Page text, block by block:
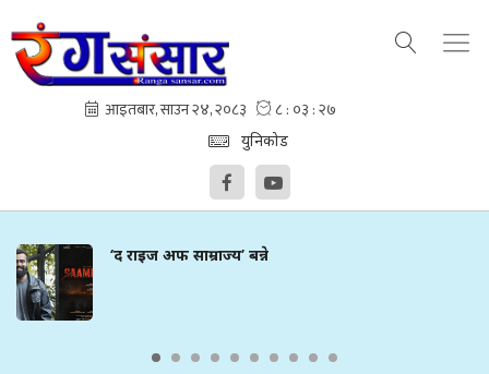
युनिकोड
‘द राइज अफ साम्राज्य’ बन्ने